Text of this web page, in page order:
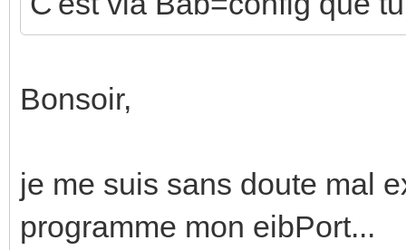
Bonsoir,
je me suis sans doute mal
programme mon eibPort...